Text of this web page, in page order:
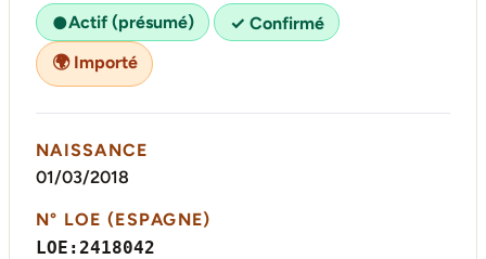
●Actif (présumé)
✓ Confirmé
🌍 Importé
NAISSANCE
01/03/2018
N° LOE (ESPAGNE)
LOE:2418042